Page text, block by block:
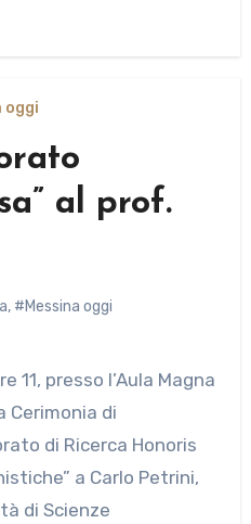
oggi
al prof.
, #Messina oggi
Cerimonia di
di Ricerca Honoris
a Carlo Petrini,
di Scienze